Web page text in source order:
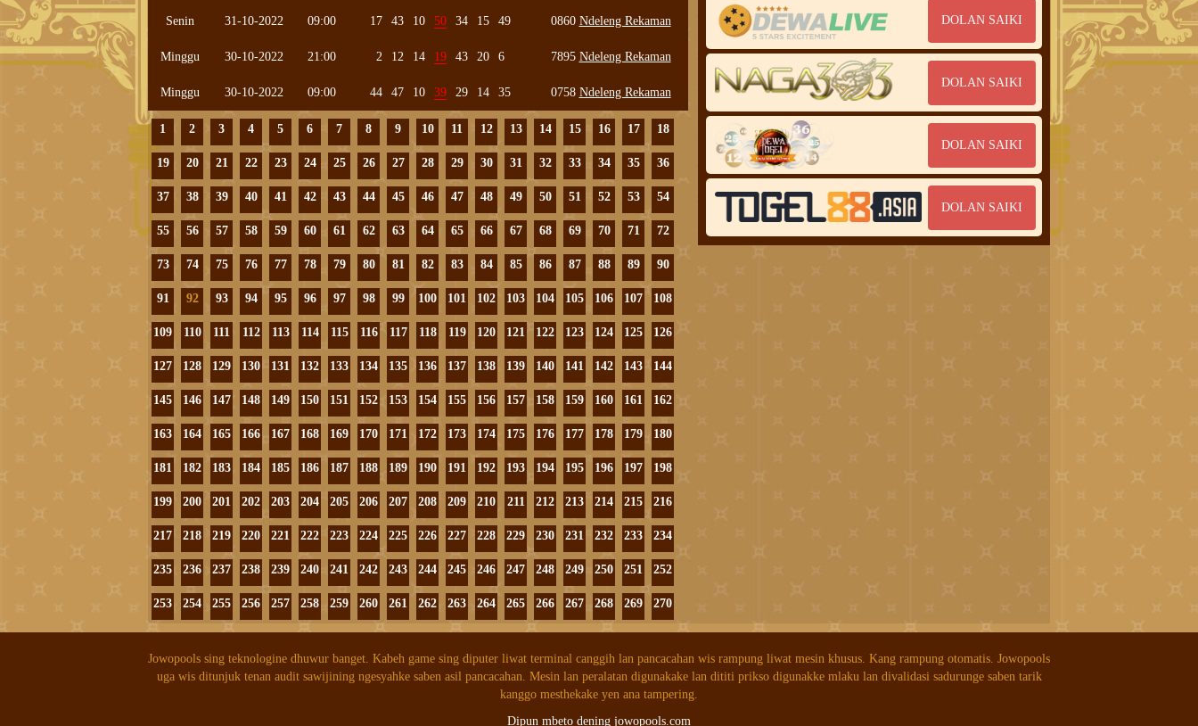
Senin 31-10-2022 09:00 17 43 10 50 34 15 49 0860 Ndeleng Rekaman
Minggu 30-10-2022 21:00 2 12 14 19 43 20 6 7895 Ndeleng Rekaman
Minggu 30-10-2022 09:00 44 47 10 39 29 14 35 0758 Ndeleng Rekaman
1 2 3 4 5 6 7 8 9 10 11 12 13 14 15 16 17 18
19 20 21 22 23 24 25 26 27 28 29 30 31 32 33 34 35 36
37 38 39 40 41 42 43 44 45 46 47 48 49 50 51 52 53 54
55 56 57 58 59 60 61 62 63 64 65 66 67 68 69 70 71 72
73 74 75 76 77 78 79 80 81 82 83 84 85 86 87 88 89 90
91 92 93 94 95 96 97 98 99 100 101 102 103 104 105 106 107 108
109 110 111 112 113 114 115 116 117 118 119 120 121 122 123 124 125 126
127 128 129 130 131 132 133 134 135 136 137 138 139 140 141 142 143 144
145 146 147 148 149 150 151 152 153 154 155 156 157 158 159 160 161 162
163 164 165 166 167 168 169 170 171 172 173 174 175 176 177 178 179 180
181 182 183 184 185 186 187 188 189 190 191 192 193 194 195 196 197 198
199 200 201 202 203 204 205 206 207 208 209 210 211 212 213 214 215 216
217 218 219 220 221 222 223 224 225 226 227 228 229 230 231 232 233 234
235 236 237 238 239 240 241 242 243 244 245 246 247 248 249 250 251 252
253 254 255 256 257 258 259 260 261 262 263 264 265 266 267 268 269 270
DOLAN SAIKI
DOLAN SAIKI
DOLAN SAIKI
DOLAN SAIKI
Jowopools sing teknologine dhuwur banget. Kabeh game sing diputer liwat terminal canggih lan pancacahan wis rampung liwat mesin khusus. Kang rampung otomatis. Jowopools
uga wis ditunjuk tenan audit sawijining ngesyahke saben asil pancacahan. Mesin lan peralatan digunakake lan dititi prikso digunakke mlaku lan divalidasi sadurunge saben tarik
kanggo mesthekake yen ana tampering.
Dipun mbeto dening jowopools.com